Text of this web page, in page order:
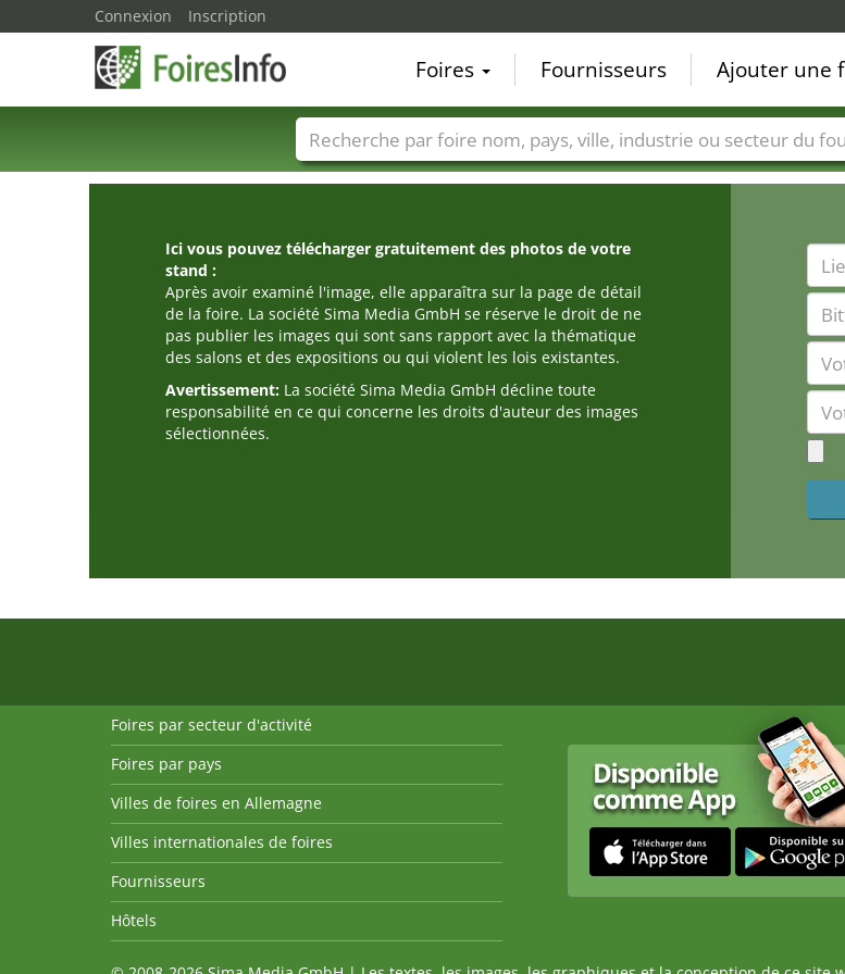
Ici vous pouvez télécharger gratuitement des photos de votre
stand :
Après avoir examiné l'image, elle apparaîtra sur la page de détail
de la foire. La société Sima Media GmbH se réserve le droit de ne
pas publier les images qui sont sans rapport avec la thématique
des salons et des expositions ou qui violent les lois existantes.
Avertissement: La société Sima Media GmbH décline toute
responsabilité en ce qui concerne les droits d'auteur des images
sélectionnées.
Connexion Inscription
Foires Fournisseurs Ajouter une
Foire noms Pays Villes Secteurs de foire Secteurs du
Foires par secteur d'activité
Foires par pays
Villes de foires en Allemagne
Villes internationales de foires
Fournisseurs
Hôtels